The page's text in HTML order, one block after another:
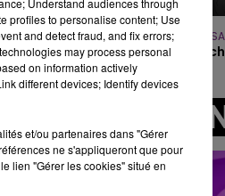
MANON LISA
Le Petit
A
Understand audiences through
profiles to personalise content; Use
and detect fraud, and fix errors;
may process personal
on information actively
different devices; Identify devices
et/ou partenaires dans "Gérer
ne s'appliqueront que pour
lien "Gérer les cookies" situé en